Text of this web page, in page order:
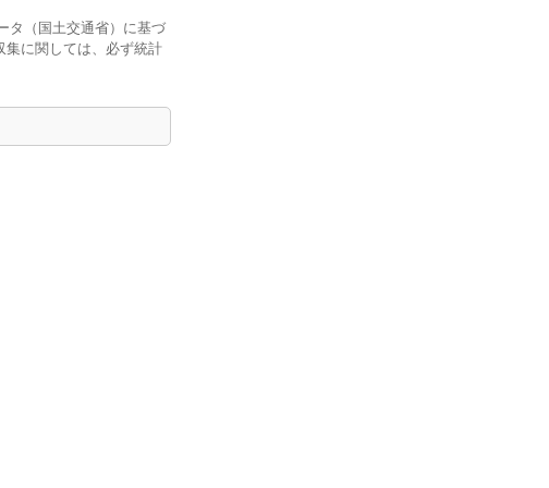
タ（国土交通省）に基づ
集に関しては、必ず統計